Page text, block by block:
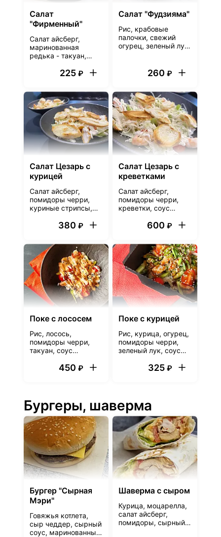
Салат
"Фирменный"
Салат айсберг,
маринованная
редька - такуан,
ореховый соус
225 ₽
Салат "Фудзияма"
Рис, крабовые
палочки, свежий
огурец, зеленый лук,
260 ₽
Салат Цезарь с
курицей
Салат айсберг,
помидоры черри,
куриные стрипсы,
пармезан, сухари
380 ₽
Салат Цезарь с
креветками
Салат айсберг,
помидоры черри,
креветки, соус
600 ₽
Поке с лососем
Рис, лосось,
помидоры черри,
такуан, соус
спайси, кунжут
450 ₽
Поке с курицей
Рис, курица, огурец,
помидоры черри,
зеленый лук, соус
325 ₽
Бургеры, шаверма
Бургер "Сырная
Мэри"
Говяжья котлета,
сыр чеддер, сырный
соус, маринованный
Шаверма с сыром
Курица, моцарелла,
салат айсберг,
помидоры, сырный